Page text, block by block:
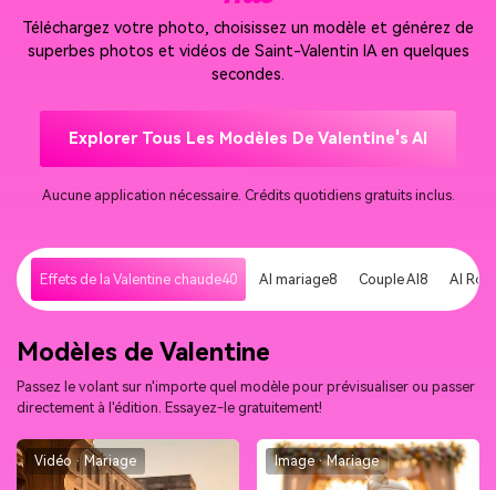
Téléchargez votre photo, choisissez un modèle et générez de
superbes photos et vidéos de Saint-Valentin IA en quelques
secondes.
Explorer Tous Les Modèles De Valentine's AI
Aucune application nécessaire. Crédits quotidiens gratuits inclus.
Effets de la Valentine chaude40 AI mariage8 Couple AI 8 AI
Modèles de Valentine
Passez le volant sur n'importe quel modèle pour prévisualiser ou passer
directement à l'édition. Essayez-le gratuitement!
Vidéo · Mariage Image · Mariage